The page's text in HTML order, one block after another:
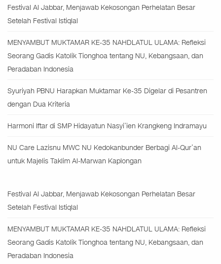
Festival Al Jabbar, Menjawab Kekosongan Perhelatan Besar
Setelah Festival Istiqlal
MENYAMBUT MUKTAMAR KE-35 NAHDLATUL ULAMA: Refleksi
Seorang Gadis Katolik Tionghoa tentang NU, Kebangsaan, dan
Peradaban Indonesia
Syuriyah PBNU Harapkan Muktamar Ke-35 Digelar di Pesantren
dengan Dua Kriteria
Harmoni Iftar di SMP Hidayatun Nasyi’ien Krangkeng Indramayu
NU Care Lazisnu MWC NU Kedokanbunder Berbagi Al-Qur’an
untuk Majelis Taklim Al-Marwan Kaplongan
Festival Al Jabbar, Menjawab Kekosongan Perhelatan Besar
Setelah Festival Istiqlal
MENYAMBUT MUKTAMAR KE-35 NAHDLATUL ULAMA: Refleksi
Seorang Gadis Katolik Tionghoa tentang NU, Kebangsaan, dan
Peradaban Indonesia